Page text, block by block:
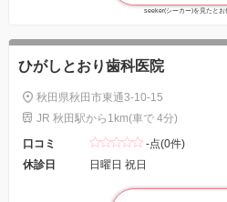
seeker(シーカー)を見たとお
ひがしとおり歯科医院
秋田県秋田市東通3-10-15
JR 秋田駅から1km(車で 4分)
口コミ
-点(0件)
休診日
日曜日 祝日